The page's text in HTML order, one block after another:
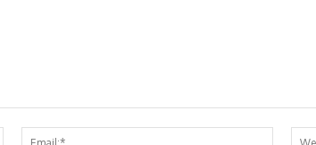
Name:*
Email:*